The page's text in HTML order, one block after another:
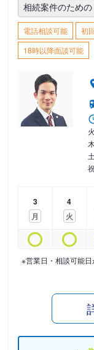
相続案件のため
電話相談可能 初
18時以降面談可能
3
月
4
火
※営業日・相談可能